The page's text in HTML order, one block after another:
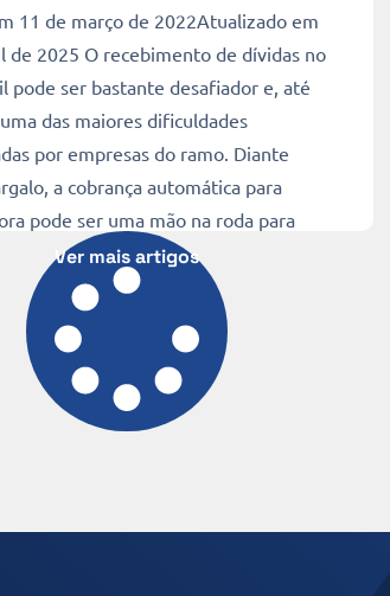
11 de março de 2022Atualizado em
de 2025 O recebimento de dívidas no
pode ser bastante desafiador e, até
das maiores dificuldades
por empresas do ramo. Diante
a cobrança automática para
pode ser uma mão na roda para
a inadimplência de […]
Ver mais artigos